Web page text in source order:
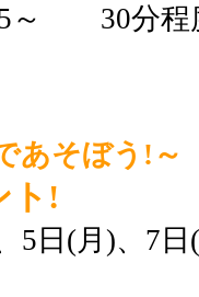
～ 30分程
あそぼう!～
ト!
5日(月)、7